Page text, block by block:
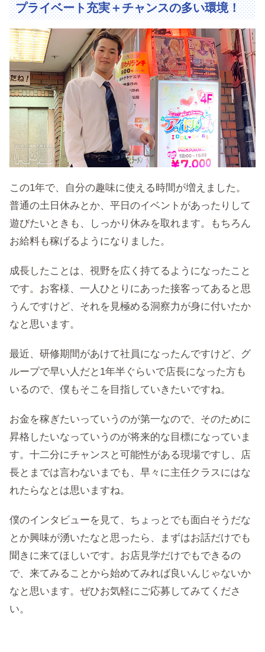
プライベート充実＋チャンスの多い環境！
この1年で、自分の趣味に使える時間が増えました。
普通の土日休みとか、平日のイベントがあったりして
遊びたいときも、しっかり休みを取れます。もちろん
お給料も稼げるようになりました。
成長したことは、視野を広く持てるようになったこと
です。お客様、一人ひとりにあった接客ってあると思
うんですけど、それを見極める洞察力が身に付いたか
なと思います。
最近、研修期間があけて社員になったんですけど、グ
ループで早い人だと1年半ぐらいで店長になった方も
いるので、僕もそこを目指していきたいですね。
お金を稼ぎたいっていうのが第一なので、そのために
昇格したいなっていうのが将来的な目標になっていま
す。十二分にチャンスと可能性がある現場ですし、店
長とまでは言わないまでも、早々に主任クラスにはな
れたらなとは思いますね。
僕のインタビューを見て、ちょっとでも面白そうだな
とか興味が湧いたなと思ったら、まずはお話だけでも
聞きに来てほしいです。お店見学だけでもできるの
で、来てみることから始めてみれば良いんじゃないか
なと思います。ぜひお気軽にご応募してみてくださ
い。